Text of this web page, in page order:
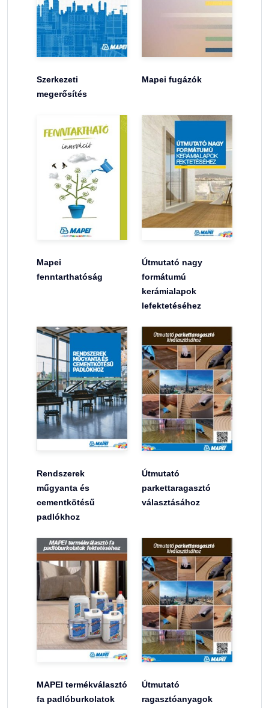
Szerkezeti
megerősítés
Mapei fugázók
Mapei
fenntarthatóság
Útmutató nagy
formátumú
kerámialapok
lefektetéséhez
Rendszerek
műgyanta és
cementkötésű
padlókhoz
Útmutató
parkettaragasztó
választásához
MAPEI termékválasztó
fa padlóburkolatok
Útmutató
ragasztóanyagok